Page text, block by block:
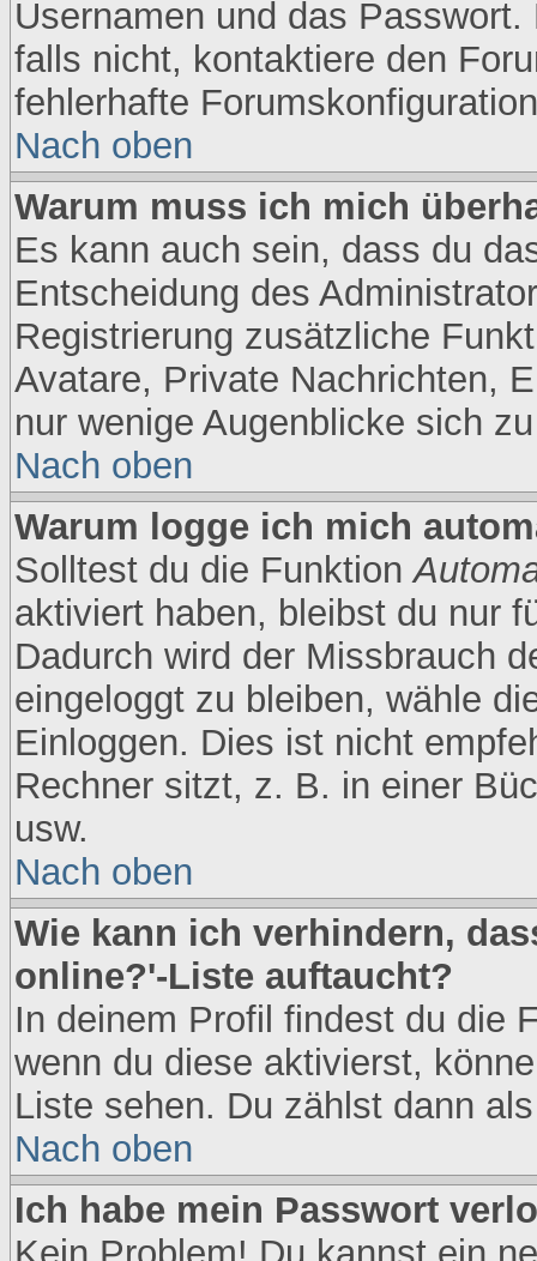
Usernamen und das
falls nicht, kontaktiere den
fehlerhafte
Nach oben
Warum muss ich mich
Es kann auch sein, dass du
Entscheidung des
Registrierung zusätzliche
Avatare, Private Nachrichten,
nur wenige Augenblicke sich
Nach oben
Warum logge ich mich
Solltest du die Funktion
aktiviert haben, bleibst du nur
Dadurch wird der Missbrauch
eingeloggt zu bleiben, wähle
Einloggen. Dies ist nicht
Rechner sitzt, z. B. in einer
usw.
Nach oben
Wie kann ich verhindern,
online?'-Liste auftaucht?
In deinem Profil findest du die
wenn du diese aktivierst,
Liste sehen. Du zählst dann
Nach oben
Ich habe mein Passwort